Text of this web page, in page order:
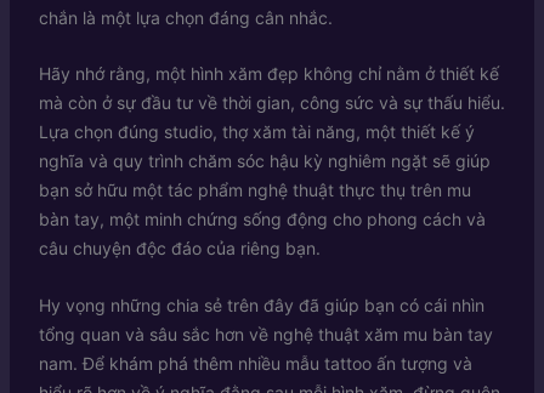
chắn là một lựa chọn đáng cân nhắc.
Hãy nhớ rằng, một hình xăm đẹp không chỉ nằm ở thiết kế
mà còn ở sự đầu tư về thời gian, công sức và sự thấu hiểu.
Lựa chọn đúng studio, thợ xăm tài năng, một thiết kế ý
nghĩa và quy trình chăm sóc hậu kỳ nghiêm ngặt sẽ giúp
bạn sở hữu một tác phẩm nghệ thuật thực thụ trên mu
bàn tay, một minh chứng sống động cho phong cách và
câu chuyện độc đáo của riêng bạn.
Hy vọng những chia sẻ trên đây đã giúp bạn có cái nhìn
tổng quan và sâu sắc hơn về nghệ thuật xăm mu bàn tay
nam. Để khám phá thêm nhiều mẫu tattoo ấn tượng và